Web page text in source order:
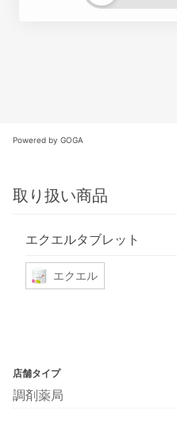
Powered by GOGA
取り扱い商品
エクエルタブレット
エクエル
店舗タイプ
調剤薬局